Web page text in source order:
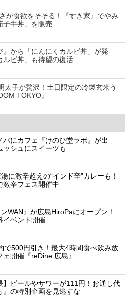
が食欲をそそる！『すき家』でやみ
子牛丼」を販売
』から「にんにくカルビ丼」が発
ルビ丼」も待望の復活
太子が贅沢！土日限定の冷製玄米う
TOKYO』
にカフェ『けのひ堂ラボ』が出
ッシュにスイーツも
に激辛超えの“インド辛”カレーも！
激辛フェス開催中
WAN』が広島HiroPaにオープン！
イベント開催
で500円引き！最大4時間食べ飲み放
開催『reDine 広島』
】ビールやサワーが111円！お通し代
』の特別企画を見逃すな